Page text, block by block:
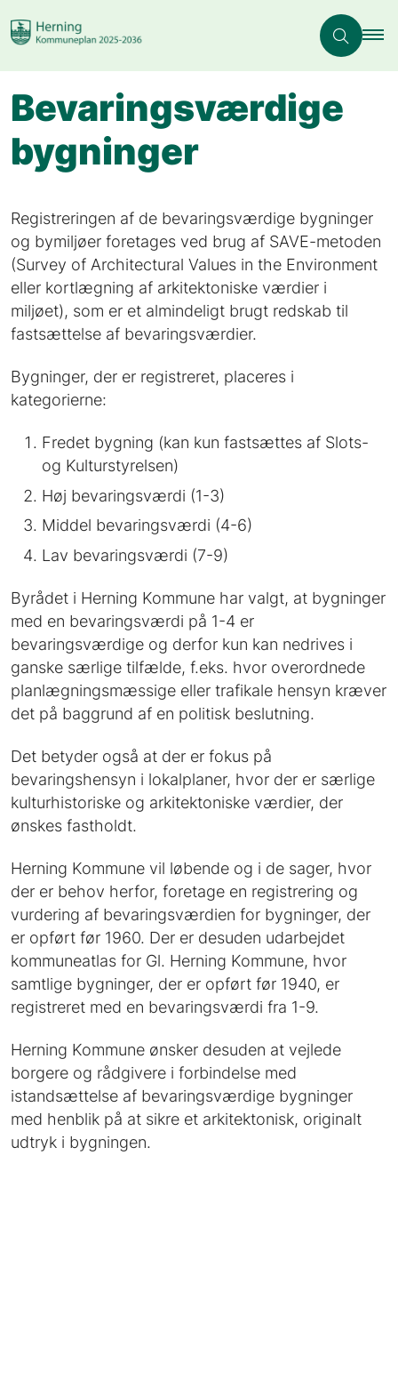
Bevaringsværdige
bygninger
Registreringen af de bevaringsværdige bygninger
og bymiljøer foretages ved brug af SAVE-metoden
(Survey of Architectural Values in the Environment
eller kortlægning af arkitektoniske værdier i
miljøet), som er et almindeligt brugt redskab til
fastsættelse af bevaringsværdier.
Bygninger, der er registreret, placeres i
kategorierne:
Fredet bygning (kan kun fastsættes af Slots-
og Kulturstyrelsen)
Høj bevaringsværdi (1-3)
Middel bevaringsværdi (4-6)
Lav bevaringsværdi (7-9)
Byrådet i Herning Kommune har valgt, at bygninger
med en bevaringsværdi på 1-4 er
bevaringsværdige og derfor kun kan nedrives i
ganske særlige tilfælde, f.eks. hvor overordnede
planlægningsmæssige eller trafikale hensyn kræver
det på baggrund af en politisk beslutning.
Det betyder også at der er fokus på
bevaringshensyn i lokalplaner, hvor der er særlige
kulturhistoriske og arkitektoniske værdier, der
ønskes fastholdt.
Herning Kommune vil løbende og i de sager, hvor
der er behov herfor, foretage en registrering og
vurdering af bevaringsværdien for bygninger, der
er opført før 1960. Der er desuden udarbejdet
kommuneatlas for Gl. Herning Kommune, hvor
samtlige bygninger, der er opført før 1940, er
registreret med en bevaringsværdi fra 1-9.
Herning Kommune ønsker desuden at vejlede
borgere og rådgivere i forbindelse med
istandsættelse af bevaringsværdige bygninger
med henblik på at sikre et arkitektonisk, originalt
udtryk i bygningen.